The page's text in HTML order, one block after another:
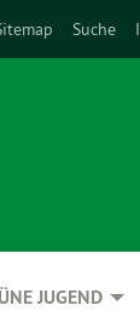
Suche
JUGEND